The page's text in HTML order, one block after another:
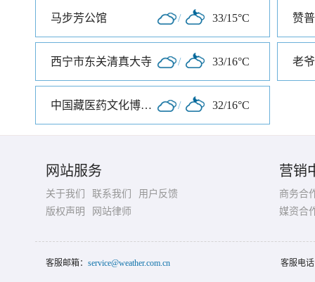
马步芳公馆 / 33/15°C 赞
西宁市东关清真大寺 / 33/16°C 老
中国藏医药文化博物馆 / 32/16°C
网站服务
关于我们 联系我们
用户反馈
版权声明
网站律师
营销
商务合
媒资合
客服邮箱： service@weather.com.cn 客服电